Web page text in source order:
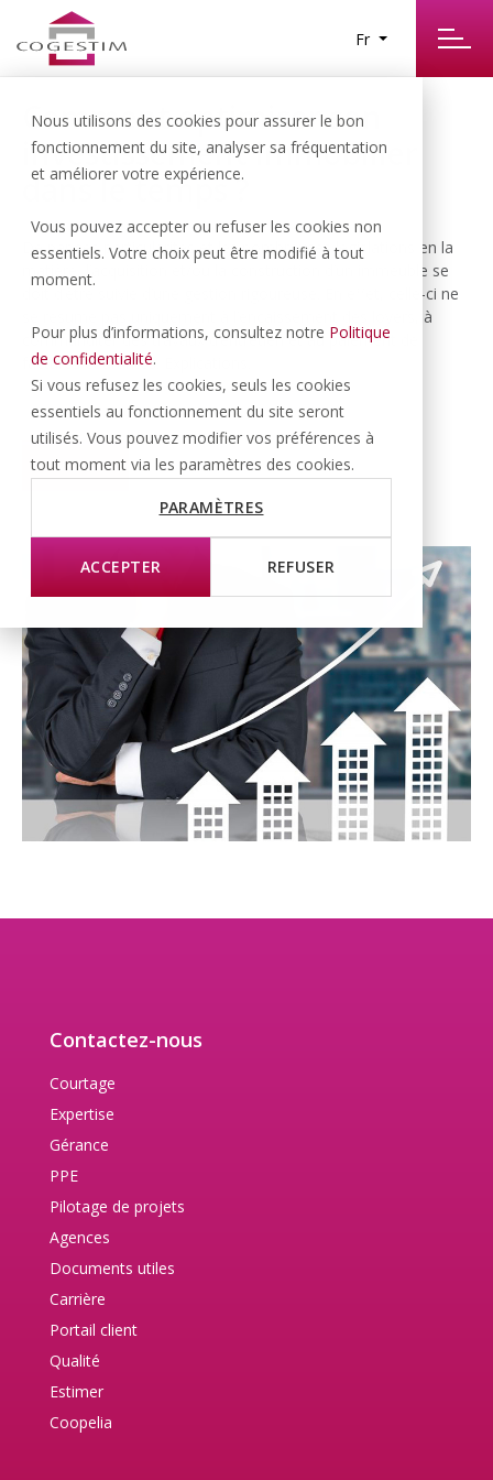
Nous utilisons des cookies pour assurer le bon
fonctionnement du site, analyser sa fréquentation
et améliorer votre expérience.
Vous pouvez accepter ou refuser les cookies non
essentiels. Votre choix peut être modifié à tout
moment.
Pour plus d’informations, consultez notre Politique
de confidentialité.
Si vous refusez les cookies, seuls les cookies
essentiels au fonctionnement du site seront
utilisés. Vous pouvez modifier vos préférences à
tout moment via les paramètres des cookies.
PARAMÈTRES
ACCEPTER REFUSER
Fr
Comment optimiser son
investissement immobilier
dans le temps ?
De par ses particularités et les nombreuses législations en la
matière, l’acquisition et/ou la construction d’un immeuble se
doit d’être suivie d’une gestion rigoureuse. En effet, celle-ci ne
se résume pas uniquement à l’encaissement des loyers, à
commanditer des travaux d’entretien et au paiement de
factures courantes. Explications.
VOIR
Contactez-nous
Courtage
Expertise
Gérance
PPE
Pilotage de projets
Agences
Documents utiles
Carrière
Portail client
Qualité
Estimer
Coopelia